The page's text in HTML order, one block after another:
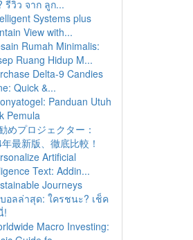
รีวิว จาก ลูก...
Systems plus
View with...
Rumah Minimalis:
Ruang Hidup M...
Delta-9 Candies
Quick &...
Panduan Utuh
Pemula
めプロジェクター：
最新版、徹底比較！
Artificial
Text: Addin...
Journeys
อลล่าสุด: ใครชนะ? เช็ค
!
Macro Investing: